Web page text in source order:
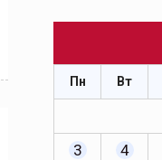
Пн Вт
3
4